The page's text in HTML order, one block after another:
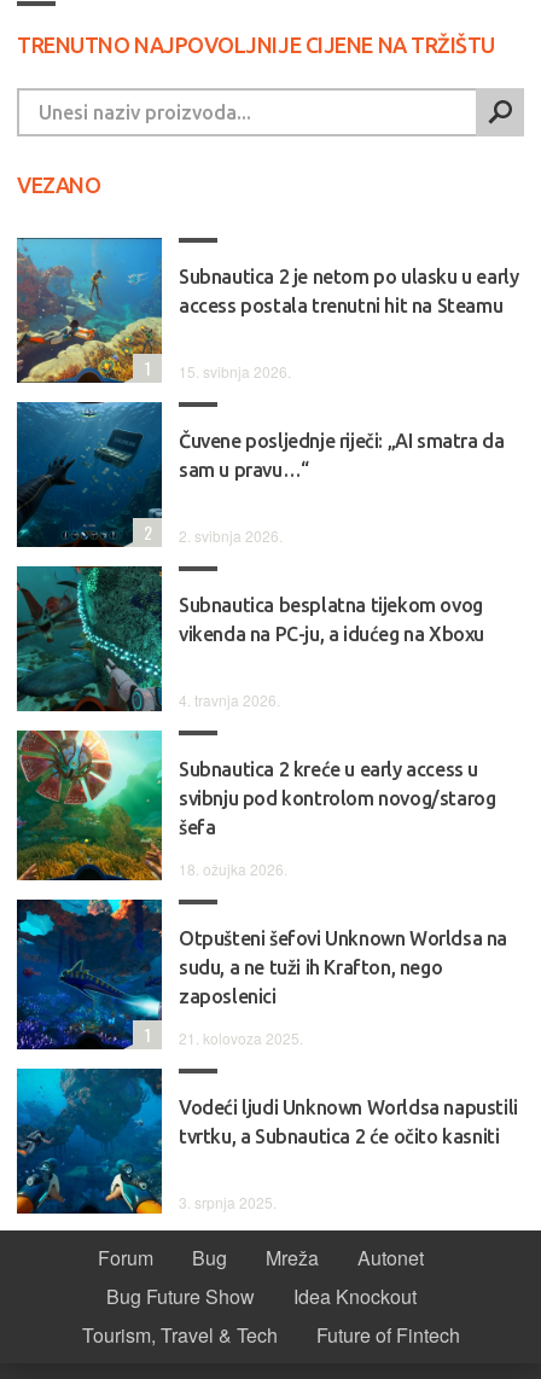
TRENUTNO NAJPOVOLJNIJE CIJENE NA TRŽIŠTU
VEZANO
Subnautica 2 je netom po ulasku u early
access postala trenutni hit na Steamu
15. svibnja 2026.
1
Čuvene posljednje riječi: „AI smatra da
sam u pravu…“
2. svibnja 2026.
2
Subnautica besplatna tijekom ovog
vikenda na PC-ju, a idućeg na Xboxu
4. travnja 2026.
Subnautica 2 kreće u early access u
svibnju pod kontrolom novog/starog
šefa
18. ožujka 2026.
Otpušteni šefovi Unknown Worldsa na
sudu, a ne tuži ih Krafton, nego
zaposlenici
21. kolovoza 2025.
1
Vodeći ljudi Unknown Worldsa napustili
tvrtku, a Subnautica 2 će očito kasniti
3. srpnja 2025.
Forum Bug Mreža
Autonet
Bug Future Show
Idea Knockout
Tourism, Travel & Tech
Future of Fintech